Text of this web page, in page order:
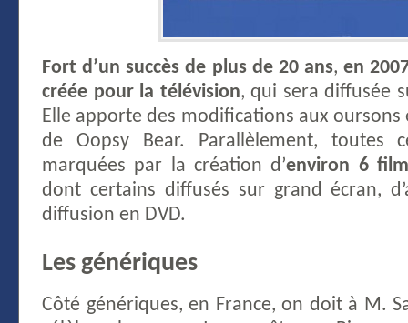
Fort d’un succès de plus de 20 ans, en
créée pour la télévision, qui sera diffusée
Elle apporte des modifications aux oursons
de Oopsy Bear. Parallèlement, toutes
marquées par la création d’environ 6
dont certains diffusés sur grand écran,
diffusion en DVD.
Les génériques
Côté génériques, en France, on doit à M.